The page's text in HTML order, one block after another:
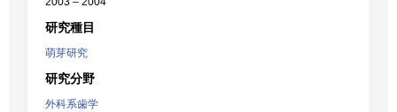
研究種目
萌芽研究
研究分野
外科系歯学